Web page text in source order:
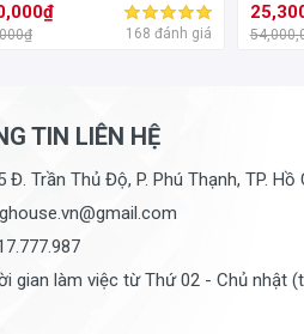
168 đánh giá
TIN LIÊN HỆ
Đ. Trần Thủ Độ, P. Phú Thạnh, TP. Hồ
gian làm việc từ Thứ 02 - Chủ nhật